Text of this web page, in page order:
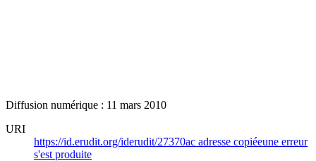
Diffusion numérique : 11 mars 2010
URI
https://id.erudit.org/iderudit/27370ac adresse copiéeune erreur
s'est produite